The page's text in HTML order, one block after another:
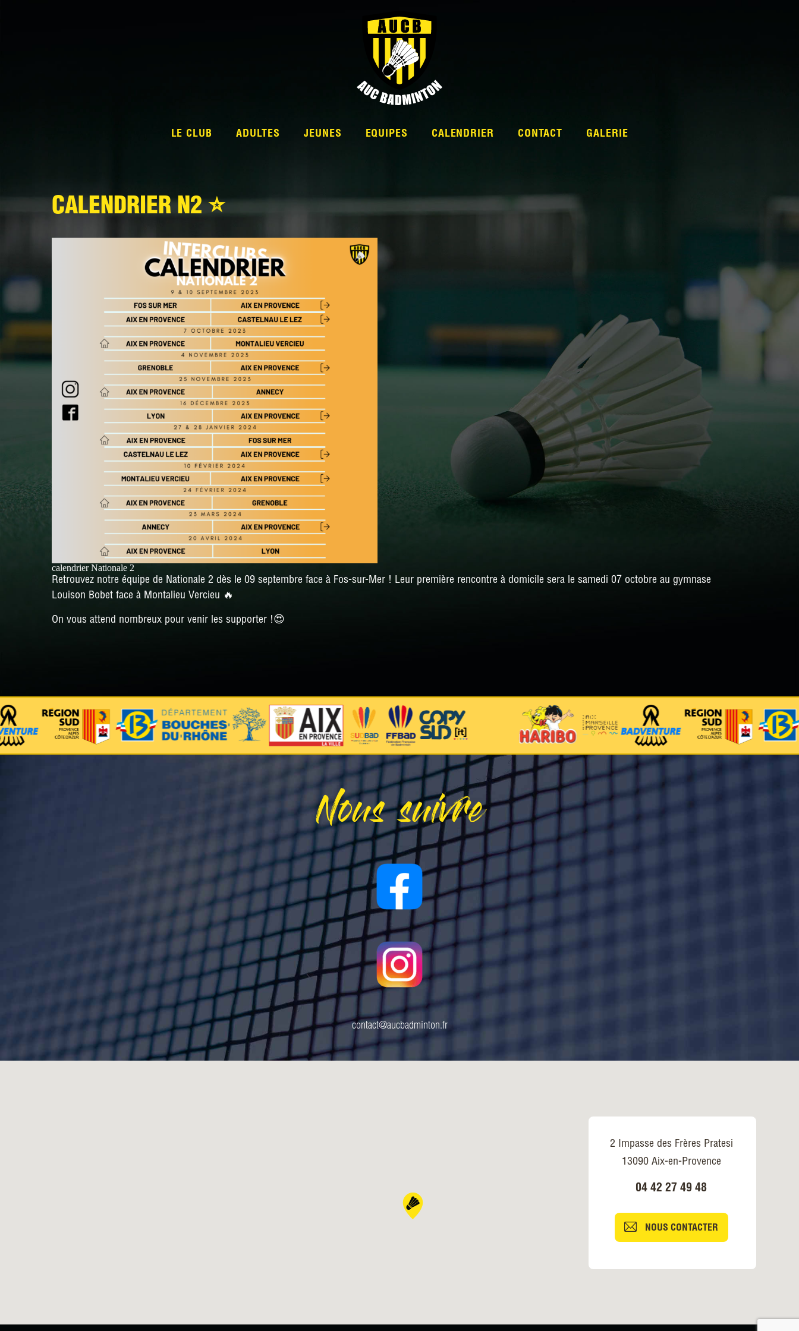
LE CLUB ADULTES JEUNES EQUIPES
DÉPARTEMENTALE 5
DÉPARTEMENTALE 6
CALENDRIER CONTACT GALERIE
CALENDRIER N2 ⭐️
calendrier Nationale 2
Retrouvez notre équipe de Nationale 2 dès le 09 septembre face à Fos-sur-Mer ! Leur première rencontre à domicile sera le samedi 07 octobre au gymnase
Louison Bobet face à Montalieu Vercieu 🔥
On vous attend nombreux pour venir les supporter !😍
Nous suivre
contact@aucbadminton.fr
2 Impasse des Frères Pratesi
13090 Aix-en-Provence
04 42 27 49 48
NOUS CONTACTER